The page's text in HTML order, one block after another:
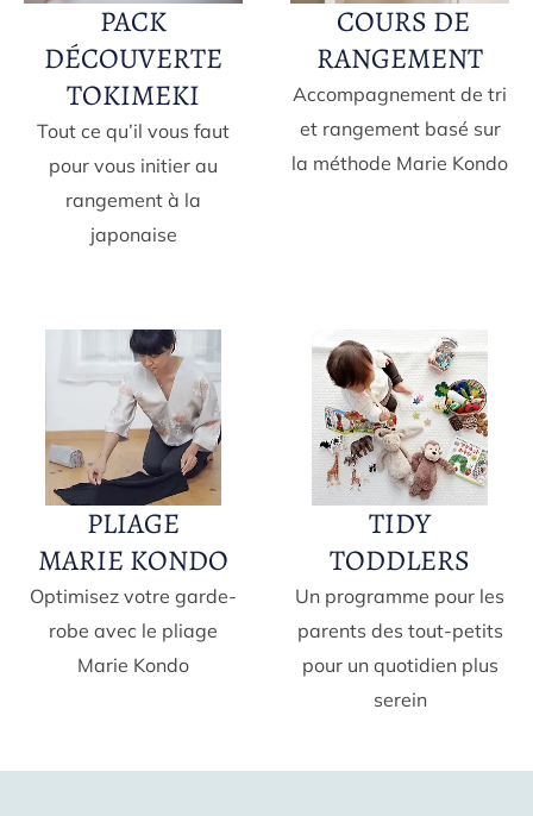
PACK
DÉCOUVERTE
TOKIMEKI
Tout ce qu’il vous faut
pour vous initier au
rangement à la
japonaise
‎ COURS DE
RANGEMENT
Accompagnement de tri
et rangement basé sur
la méthode Marie Kondo
PLIAGE
MARIE KONDO
Optimisez votre garde-
robe avec le pliage
Marie Kondo
TIDY
TODDLERS
Un programme pour les
parents des tout-petits
pour un quotidien plus
serein